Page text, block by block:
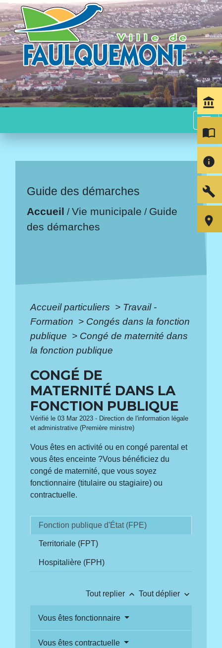
menu
Guide des démarches
Accueil /Vie municipale / Guide
des démarches
Accueil particuliers > Travail -
Formation > Congés dans la fonction
publique > Congé de maternité dans
la fonction publique
CONGÉ DE
MATERNITÉ DANS LA
FONCTION PUBLIQUE
Vérifié le 03 Mar 2023 - Direction de l'information légale
et administrative (Première ministre)
Vous êtes en activité ou en congé parental et
vous êtes enceinte ?Vous bénéficiez du
congé de maternité, que vous soyez
fonctionnaire (titulaire ou stagiaire) ou
contractuelle.
Fonction publique d'État (FPE)
Territoriale (FPT)
Hospitalière (FPH)
Tout replier keyboard_arrow_up Tout déplier keyboard_arrow_down
Vous êtes fonctionnaire
Vous êtes contractuelle
account_balance
import_contacts
info
build
room